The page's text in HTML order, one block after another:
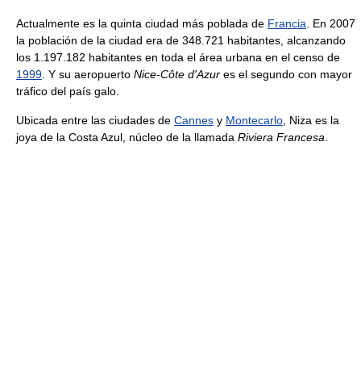
Actualmente es la quinta ciudad más poblada de Francia . En 2007
la población de la ciudad era de 348.721 habitantes, alcanzando
los 1.197.182 habitantes en toda el área urbana en el censo de
1999 . Y su aeropuerto Nice-Côte d'Azur es el segundo con mayor
tráfico del país galo.
Ubicada entre las ciudades de Cannes y Montecarlo , Niza es la
joya de la Costa Azul, núcleo de la llamada Riviera Francesa